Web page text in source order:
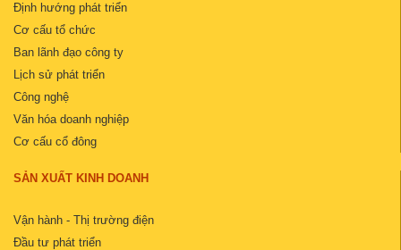
Định hướng phát triển
Cơ cấu tổ chức
Ban lãnh đạo công ty
Lịch sử phát triển
Công nghệ
Văn hóa doanh nghiệp
Cơ cấu cổ đông
SẢN XUẤT KINH DOANH
Vận hành - Thị trường điện
Đầu tư phát triển